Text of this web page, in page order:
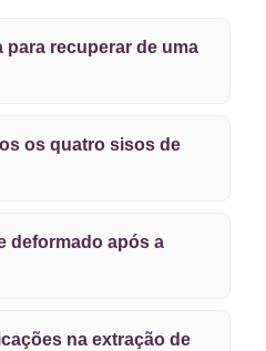
para recuperar de uma
os quatro sisos de
deformado após a
na extração de